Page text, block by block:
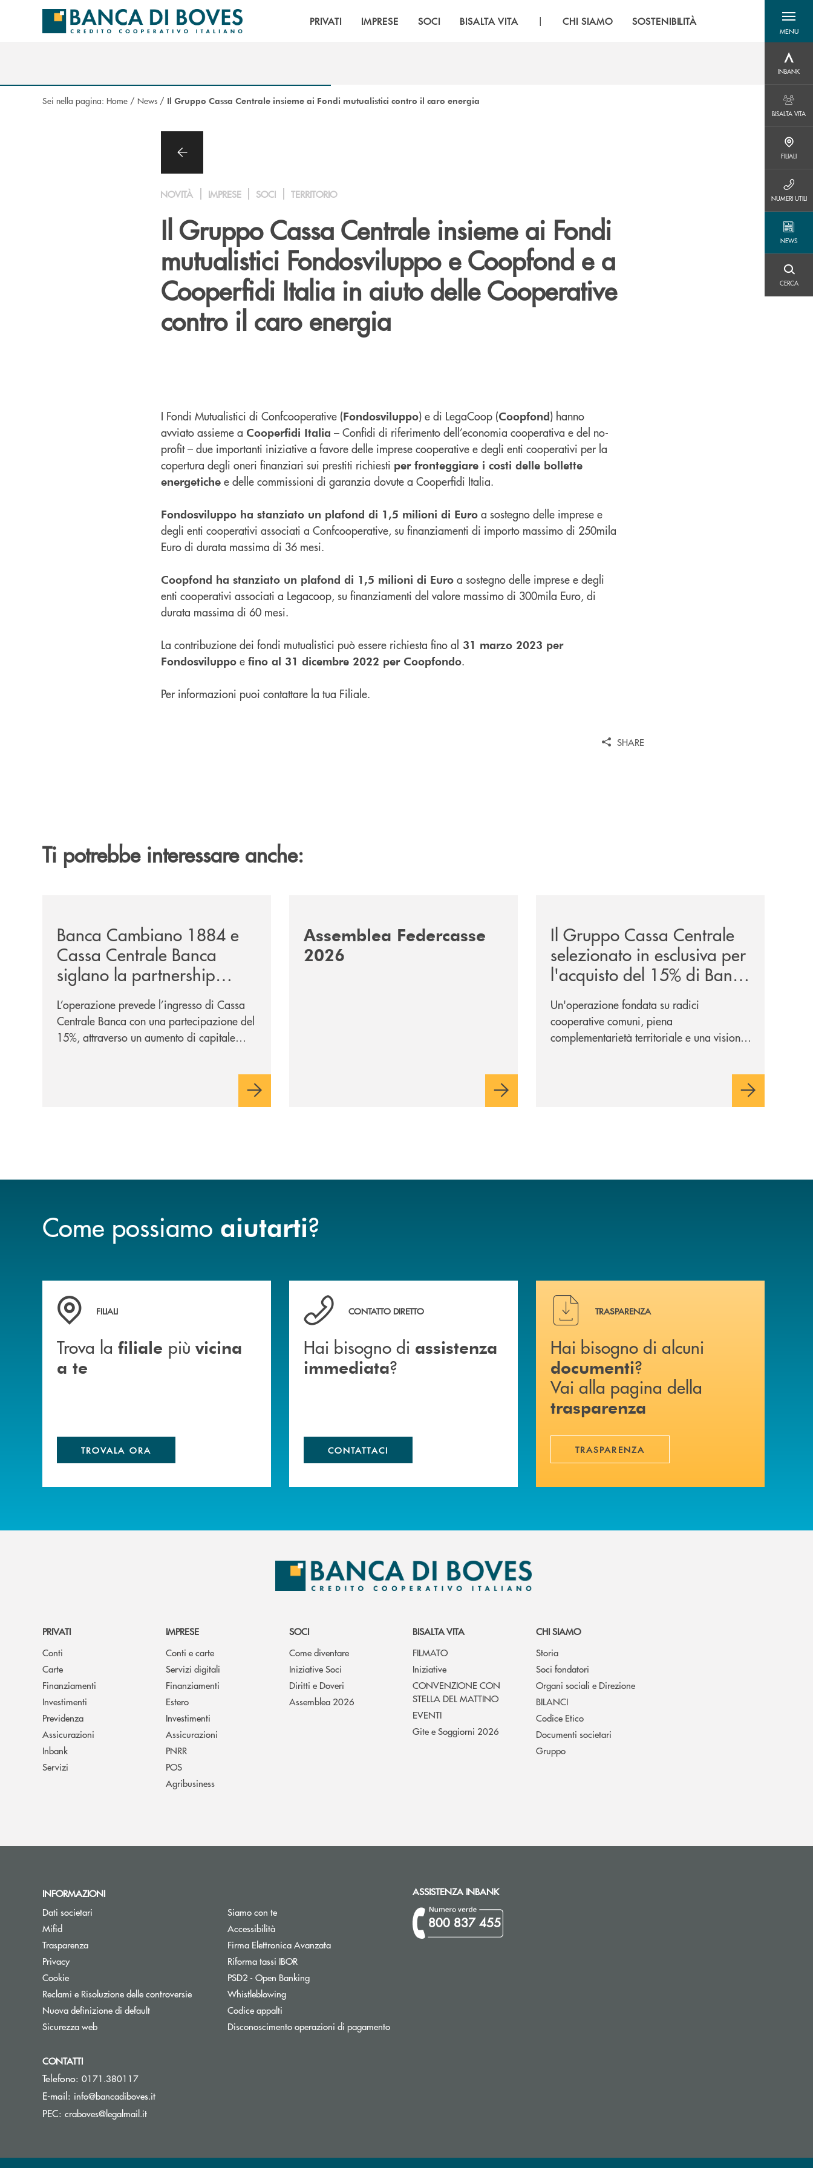
Salta al contenuto principale
PRIVATI IMPRESE SOCI BISALTA VITA | CHI SIAMO SOSTENIBILITÀ
MENU
menu
INBANK
BISALTA VITA
FILIALI
NUMERI UTILI
NEWS
CERCA
Sei nella pagina: Home / News / Il Gruppo Cassa Centrale insieme ai Fondi mutualistici contro il caro energia
NOVITÀ IMPRESE SOCI TERRITORIO
Il Gruppo Cassa Centrale insieme ai Fondi
mutualistici Fondosviluppo e Coopfond e a
Cooperfidi Italia in aiuto delle Cooperative
contro il caro energia
I Fondi Mutualistici di Confcooperative (Fondosviluppo) e di LegaCoop (Coopfond) hanno
avviato assieme a Cooperfidi Italia – Confidi di riferimento dell’economia cooperativa e del no-
profit – due importanti iniziative a favore delle imprese cooperative e degli enti cooperativi per la
copertura degli oneri finanziari sui prestiti richiesti per fronteggiare i costi delle bollette
energetiche e delle commissioni di garanzia dovute a Cooperfidi Italia.
Fondosviluppo ha stanziato un plafond di 1,5 milioni di Euro a sostegno delle imprese e
degli enti cooperativi associati a Confcooperative, su finanziamenti di importo massimo di 250mila
Euro di durata massima di 36 mesi.
Coopfond ha stanziato un plafond di 1,5 milioni di Euro a sostegno delle imprese e degli
enti cooperativi associati a Legacoop, su finanziamenti del valore massimo di 300mila Euro, di
durata massima di 60 mesi.
La contribuzione dei fondi mutualistici può essere richiesta fino al 31 marzo 2023 per
Fondosviluppo e fino al 31 dicembre 2022 per Coopfondo.
Per informazioni puoi contattare la tua Filiale.
SHARE
Ti potrebbe interessare anche:
Banca Cambiano 1884 e
Cassa Centrale Banca
siglano la partnership
strategica
L’operazione prevede l’ingresso di Cassa
Centrale Banca con una partecipazione del
15%, attraverso un aumento di capitale
sulla condivisione di valori comuni e sulla
prossimità ai territori, per ampliare l’offerta
Assemblea Federcasse
2026
Il Gruppo Cassa Centrale
selezionato in esclusiva per
l'acquisto del 15% di Banca
Cambiano 1884
Un'operazione fondata su radici
cooperative comuni, piena
complementarietà territoriale e una visione
Come possiamo aiutarti?
Trova la filiale&nbsp; più vicina a te
FILIALI
Trova la filiale più vicina
a te
TROVALA ORA
Hai bisogno di assistenza immediata ?
CONTATTO DIRETTO
Hai bisogno di assistenza
immediata?
CONTATTACI
Hai bisogno di alcuni documenti ? Vai alla pagina della
TRASPARENZA
Hai bisogno di alcuni
documenti?
Vai alla pagina della
trasparenza
TRASPARENZA
PRIVATI
Conti
Carte
Finanziamenti
Investimenti
Previdenza
Assicurazioni
Inbank
Servizi
IMPRESE
Conti e carte
Servizi digitali
Finanziamenti
Estero
Investimenti
Assicurazioni
PNRR
POS
Agribusiness
SOCI
Come diventare
Iniziative Soci
Diritti e Doveri
Assemblea 2026
BISALTA VITA
FILMATO
Iniziative
CONVENZIONE CON
STELLA DEL MATTINO
EVENTI
Gite e Soggiorni 2026
CHI SIAMO
Storia
Soci fondatori
Organi sociali e Direzione
BILANCI
Codice Etico
Documenti societari
Gruppo
INFORMAZIONI
Dati societari
MifidApre una nuova finestra
Trasparenza
Privacy
Cookie
Reclami e Risoluzione delle controversie
Nuova definizione di default
Sicurezza web
Siamo con te
Accessibilità
Firma Elettronica AvanzataApre una nuova finestra
Riforma tassi IBORApre una nuova finestra
PSD2 - Open BankingApre una nuova finestra
Whistleblowing
Codice appalti
Disconoscimento operazioni di pagamentoApre una nuova finestra
ASSISTENZA INBANK
800 837 455
CONTATTI
Telefono: 0171.380117
E-mail: info@bancadiboves.it(si apre l’app di posta elettronica)
PEC: craboves@legalmail.it(si apre l’app di posta elettronica)